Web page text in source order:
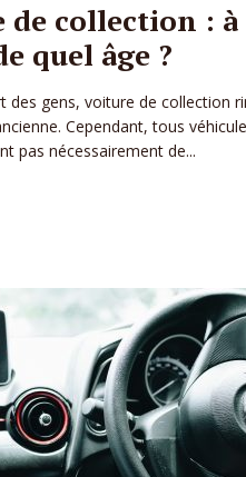
de collection : à
quel âge ?
des gens, voiture de collection
Cependant, tous
pas nécessairement de...